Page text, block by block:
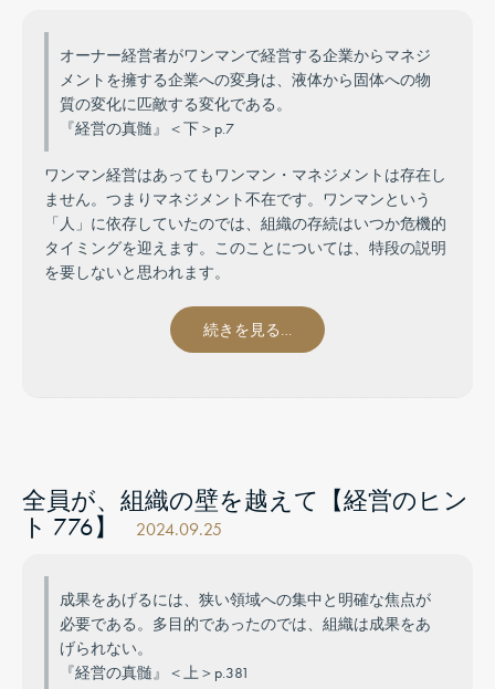
オーナー経営者がワンマンで経営する企業からマネジ
メントを擁する企業への変身は、液体から固体への物
質の変化に匹敵する変化である。
『経営の真髄』＜下＞p.7
ワンマン経営はあってもワンマン・マネジメントは存在し
ません。つまりマネジメント不在です。ワンマンという
「人」に依存していたのでは、組織の存続はいつか危機的
タイミングを迎えます。このことについては、特段の説明
を要しないと思われます。
続きを見る…
全員が、組織の壁を越えて【経営のヒン
ト 776】
2024.09.25
成果をあげるには、狭い領域への集中と明確な焦点が
必要である。多目的であったのでは、組織は成果をあ
げられない。
『経営の真髄』＜上＞p.381